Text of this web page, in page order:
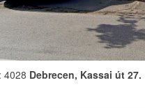
4028 Debrecen, Kassai út 27.